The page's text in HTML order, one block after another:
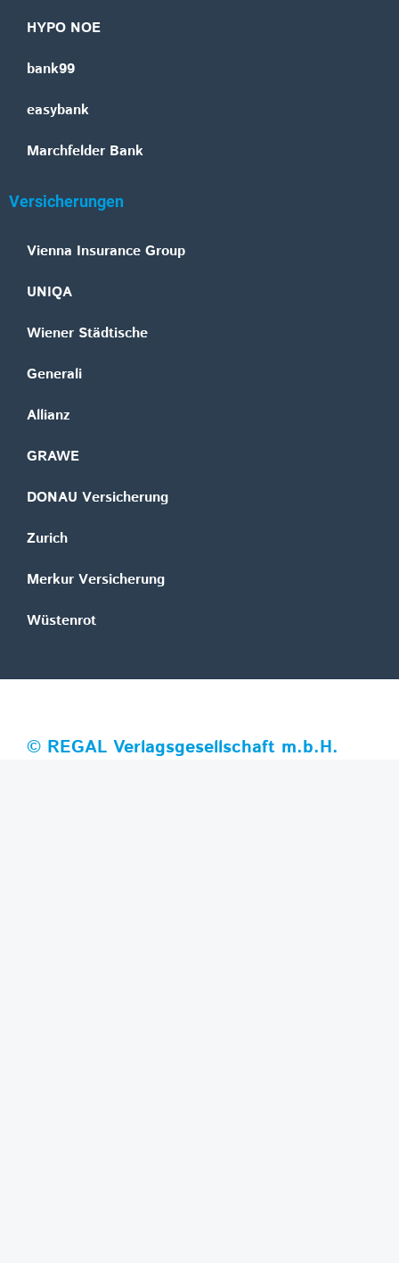
HYPO NOE
bank99
easybank
Marchfelder Bank
Versicherungen
Vienna Insurance Group
UNIQA
Wiener Städtische
Generali
Allianz
GRAWE
DONAU Versicherung
Zurich
Merkur Versicherung
Wüstenrot
© REGAL Verlagsgesellschaft m.b.H.